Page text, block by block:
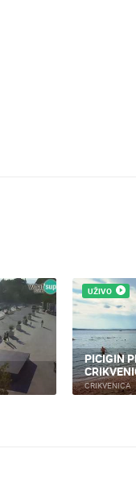
UŽIVO
PICIGIN
CRIKVENICA